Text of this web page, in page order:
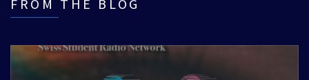
FROM THE BLOG